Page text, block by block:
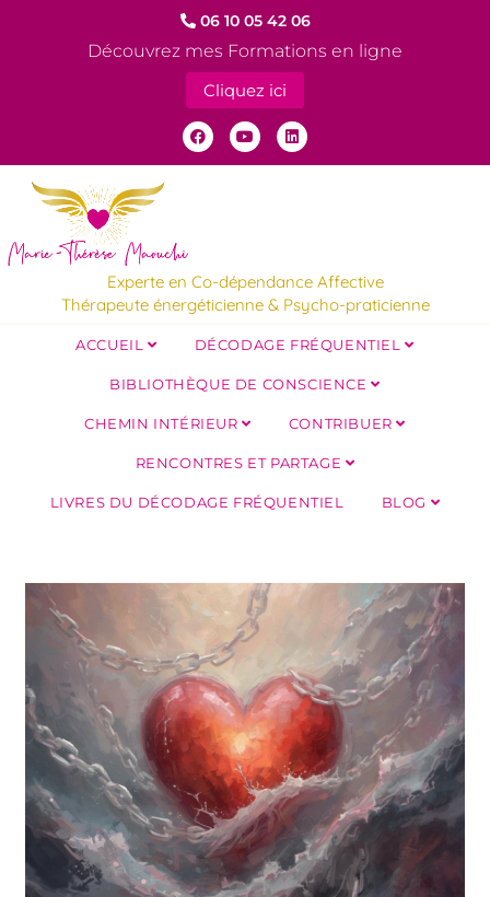
06 10 05 42 06
Découvrez mes Formations en ligne
Cliquez ici
Experte en Co-dépendance Affective
Thérapeute énergéticienne & Psycho-praticienne
ACCUEIL DÉCODAGE FRÉQUENTIEL
BIBLIOTHÈQUE DE CONSCIENCE
CHEMIN INTÉRIEUR CONTRIBUER
RENCONTRES ET PARTAGE
LIVRES DU DÉCODAGE FRÉQUENTIEL BLOG